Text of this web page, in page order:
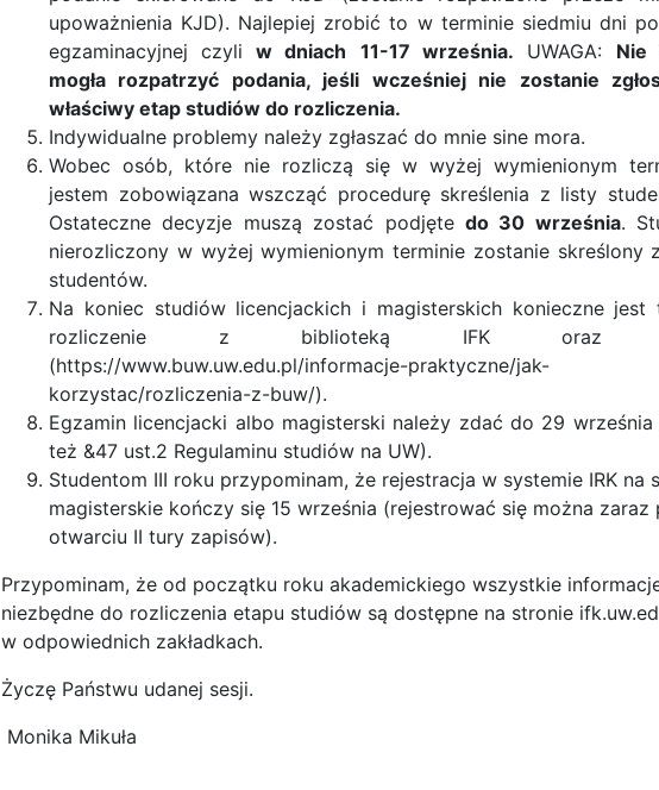
upoważnienia KJD). Najlepiej zrobić to w terminie siedmiu dni
egzaminacyjnej czyli w dniach 11-17 września. UWAGA: Nie
mogła rozpatrzyć podania, jeśli wcześniej nie zostanie
właściwy etap studiów do rozliczenia.
Indywidualne problemy należy zgłaszać do mnie sine mora.
Wobec osób, które nie rozliczą się w wyżej wymienionym
jestem zobowiązana wszcząć procedurę skreślenia z listy
Ostateczne decyzje muszą zostać podjęte do 30 września.
nierozliczony w wyżej wymienionym terminie zostanie skreślony
studentów.
Na koniec studiów licencjackich i magisterskich konieczne jest
rozliczenie z biblioteką IFK oraz
(https://www.buw.uw.edu.pl/informacje-praktyczne/jak-
korzystac/rozliczenia-z-buw/).
Egzamin licencjacki albo magisterski należy zdać do 29 września
też &47 ust.2 Regulaminu studiów na UW).
Studentom III roku przypominam, że rejestracja w systemie IRK na
magisterskie kończy się 15 września (rejestrować się można zaraz
otwarciu II tury zapisów).
Przypominam, że od początku roku akademickiego wszystkie
niezbędne do rozliczenia etapu studiów są dostępne na stronie
w odpowiednich zakładkach.
Życzę Państwu udanej sesji.
Monika Mikuła